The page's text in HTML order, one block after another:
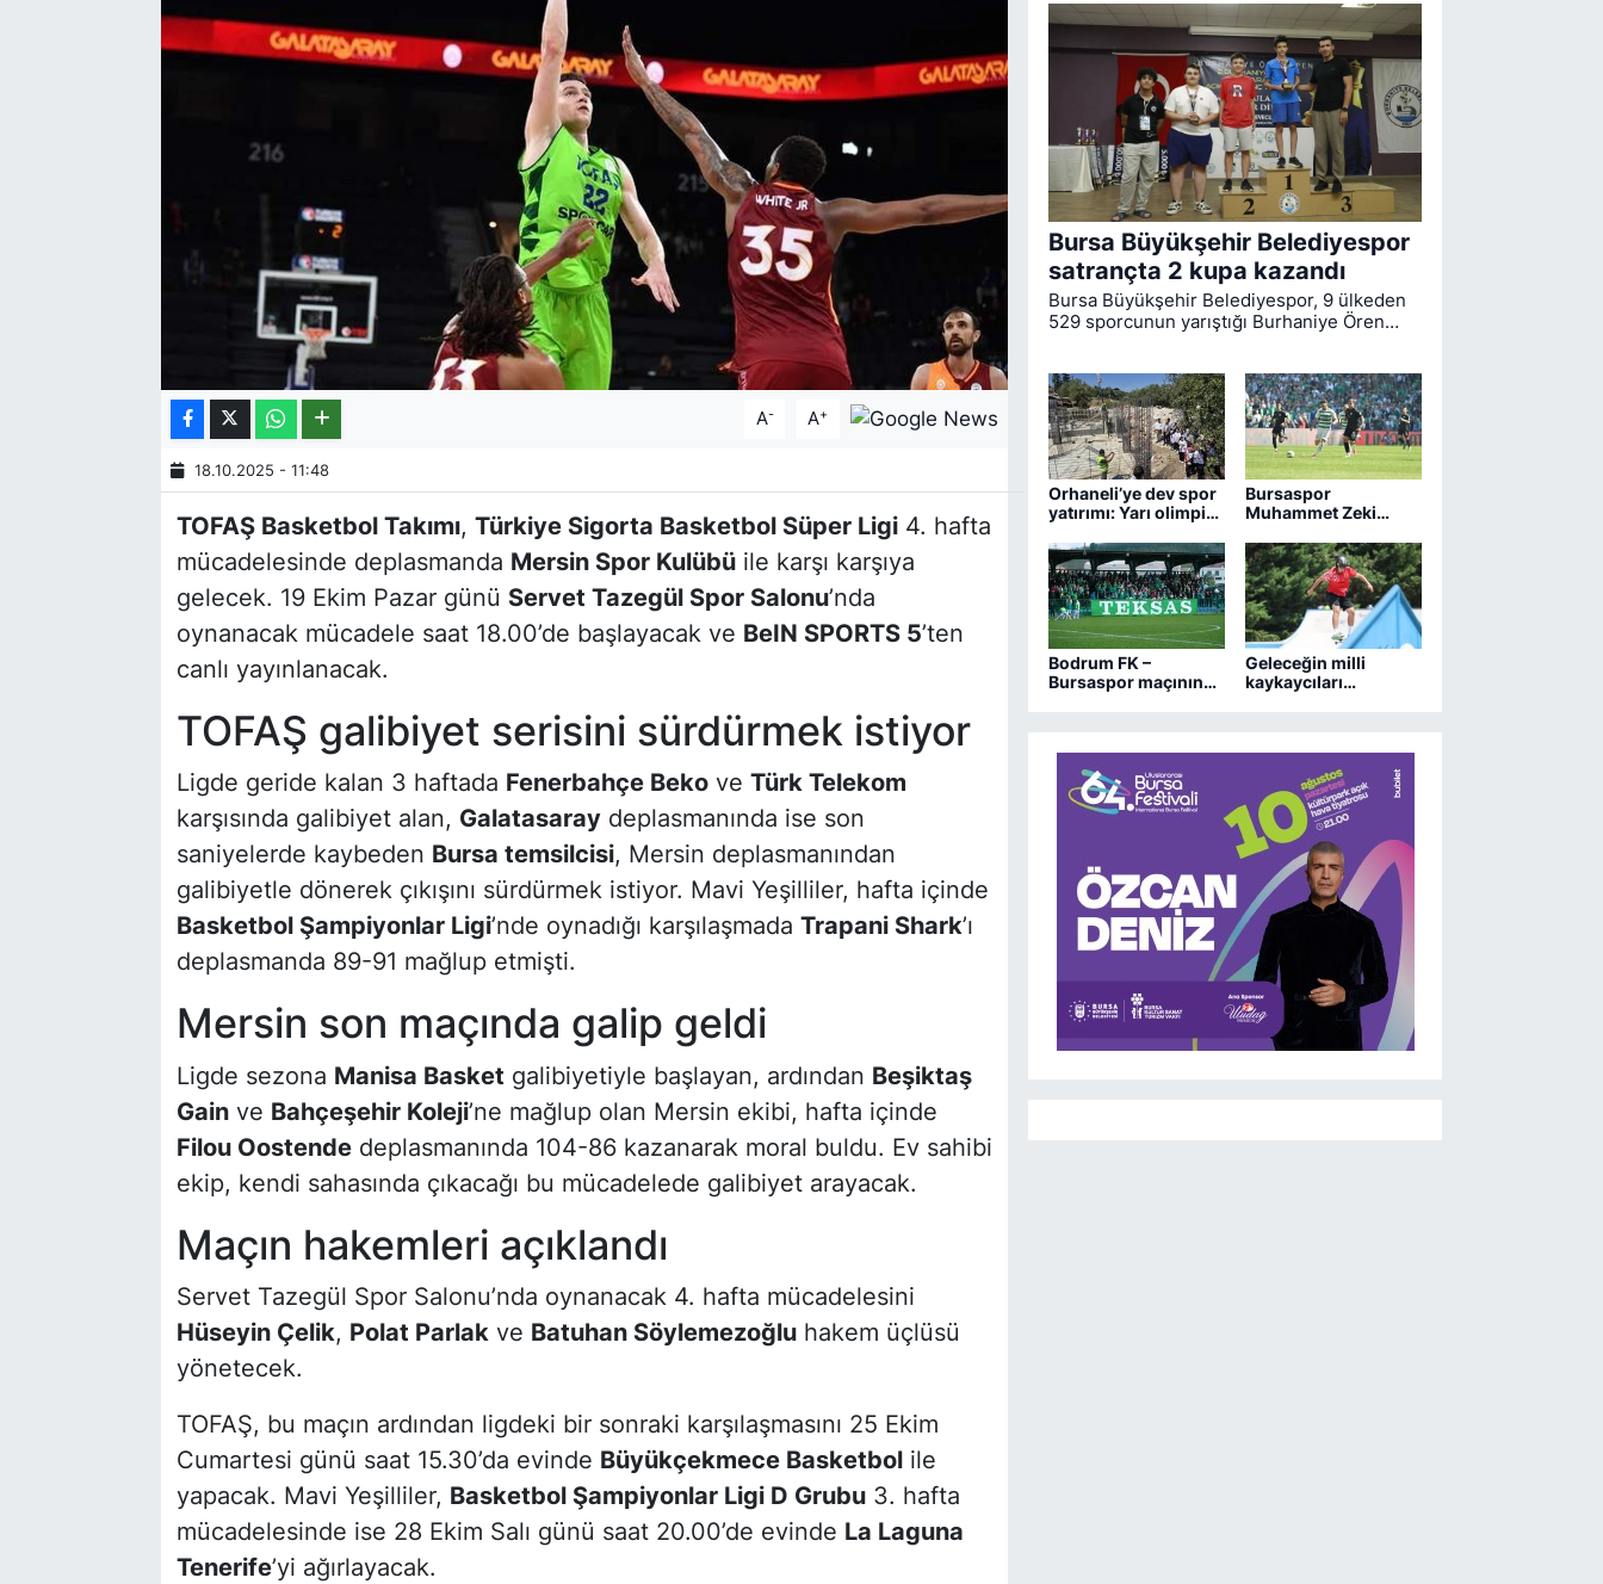
A- A+
18.10.2025 - 11:48
TOFAŞ Basketbol Takımı, Türkiye Sigorta Basketbol Süper Ligi4. hafta
mücadelesinde deplasmanda Mersin Spor Kulübüile karşı karşıya
gelecek. 19 Ekim Pazar günü Servet Tazegül Spor Salonu’nda
oynanacak mücadele saat 18.00’de başlayacak ve BeIN SPORTS 5’ten
canlı yayınlanacak.
TOFAŞ galibiyet serisini sürdürmek istiyor
Ligde geride kalan 3 haftada Fenerbahçe Bekove Türk Telekom
karşısında galibiyet alan, Galatasaraydeplasmanında ise son
saniyelerde kaybeden Bursa temsilcisi, Mersin deplasmanından
galibiyetle dönerek çıkışını sürdürmek istiyor. Mavi Yeşilliler, hafta içinde
Basketbol Şampiyonlar Ligi’nde oynadığı karşılaşmada Trapani Shark’ı
deplasmanda 89-91 mağlup etmişti.
Mersin son maçında galip geldi
Ligde sezona Manisa Basket galibiyetiyle başlayan, ardından Beşiktaş
Gainve Bahçeşehir Koleji’ne mağlup olan Mersin ekibi, hafta içinde
Filou Oostendedeplasmanında 104-86 kazanarak moral buldu. Ev sahibi
ekip, kendi sahasında çıkacağı bu mücadelede galibiyet arayacak.
Maçın hakemleri açıklandı
Servet Tazegül Spor Salonu’nda oynanacak 4. hafta mücadelesini
Hüseyin Çelik, Polat Parlakve Batuhan Söylemezoğluhakem üçlüsü
yönetecek.
TOFAŞ, bu maçın ardından ligdeki bir sonraki karşılaşmasını 25 Ekim
Cumartesi günü saat 15.30’da evinde Büyükçekmece Basketbolile
yapacak. Mavi Yeşilliler, Basketbol Şampiyonlar Ligi D Grubu3. hafta
mücadelesinde ise 28 Ekim Salı günü saat 20.00’de evinde La Laguna
Tenerife’yi ağırlayacak.
Bursa Büyükşehir Belediyespor
satrançta 2 kupa kazandı
Bursa Büyükşehir Belediyespor, 9 ülkeden
529 sporcunun yarıştığı Burhaniye Ören
Orhaneli’ye dev spor
yatırımı: Yarı olimpik
Bursaspor
Muhammet Zeki
sözleşmesini uzattı,
Boluspor'a kiraladı
Bodrum FK –
Bursaspor maçının
Geleceğin milli
kaykaycıları